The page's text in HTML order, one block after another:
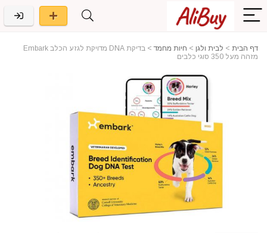
דף הבית > לבית ולגן > חיות מחמד>
בדיקת DNA מדויקת לגזע הכלב Embark
מזהה מעל 350 סוגי כלבים